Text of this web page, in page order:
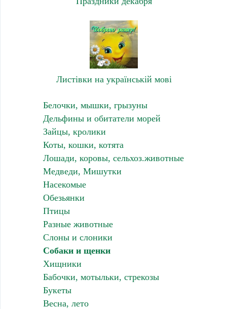
Листівки на українській мові
Белочки, мышки, грызуны
Дельфины и обитатели морей
Зайцы, кролики
Коты, кошки, котята
Лошади, коровы, сельхоз.животные
Медведи, Мишутки
Насекомые
Обезьянки
Птицы
Разные животные
Слоны и слоники
Собаки и щенки
Хищники
Бабочки, мотыльки, стрекозы
Букеты
Весна, лето